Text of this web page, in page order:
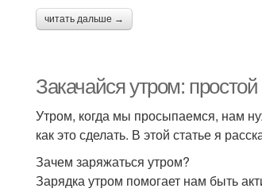
читать дальше →
Закачайся утром:
Утром, когда мы просыпаемся, нам
как это сделать. В этой статье я
Зачем заряжаться утром?
Зарядка утром помогает нам быть